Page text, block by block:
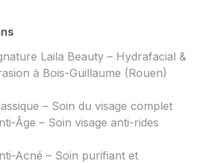
Laila Beauty – Hydrafacial &
à Bois-Guillaume (Rouen)
– Soin du visage complet
Âge – Soin visage anti-rides
Acné – Soin purifiant et